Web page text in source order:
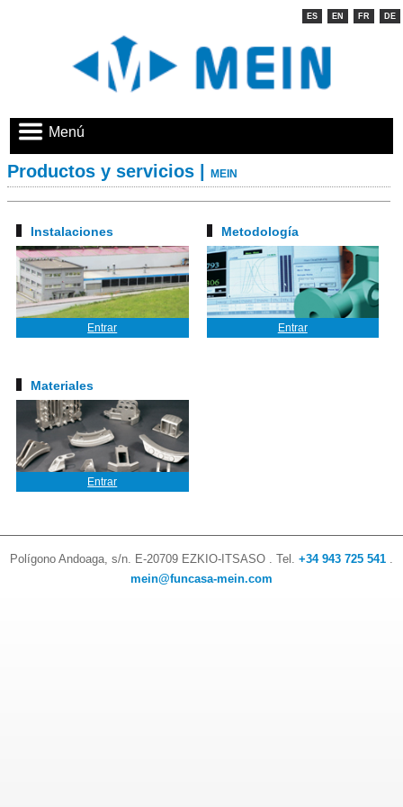
DE
FR
EN
ES
Menú
Productos y servicios | MEIN
Instalaciones
Entrar
Metodología
Entrar
Materiales
Entrar
Polígono Andoaga, s/n. E-20709 EZKIO-ITSASO . Tel. +34 943 725 541 .
mein@funcasa-mein.com